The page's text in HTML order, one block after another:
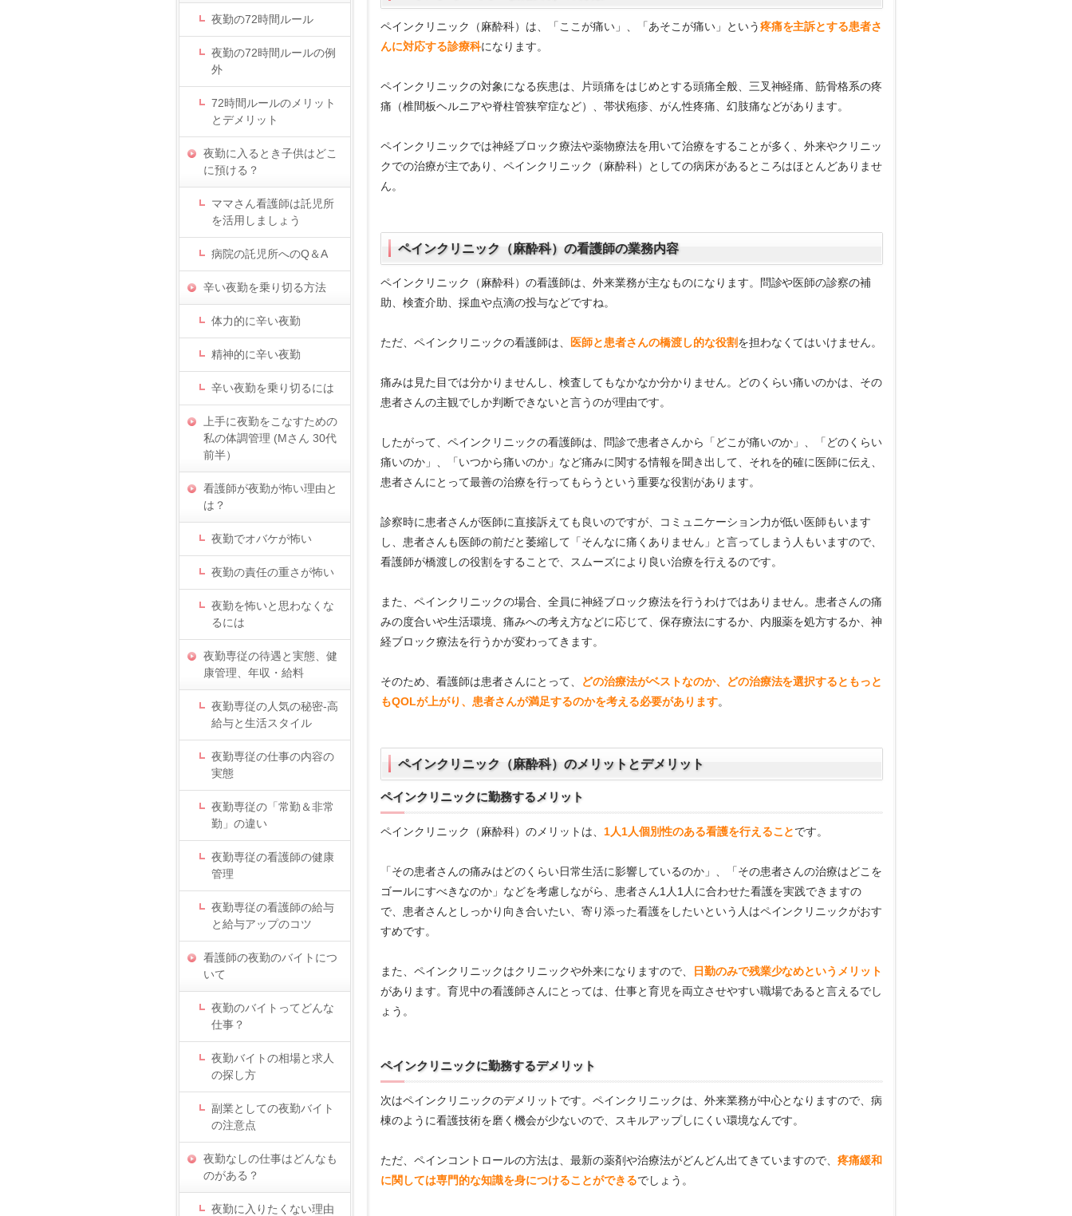
ペインクリニック（麻酔科）は、「ここが痛い」、「あそこが痛い」という疼痛を主訴とする患者さ
んに対応する診療科になります。
ペインクリニックの対象になる疾患は、片頭痛をはじめとする頭痛全般、三叉神経痛、筋骨格系の疼
痛（椎間板ヘルニアや脊柱管狭窄症など）、帯状疱疹、がん性疼痛、幻肢痛などがあります。
ペインクリニックでは神経ブロック療法や薬物療法を用いて治療をすることが多く、外来やクリニッ
クでの治療が主であり、ペインクリニック（麻酔科）としての病床があるところはほとんどありませ
ん。
ペインクリニック（麻酔科）の看護師の業務内容
ペインクリニック（麻酔科）の看護師は、外来業務が主なものになります。問診や医師の診察の補
助、検査介助、採血や点滴の投与などですね。
ただ、ペインクリニックの看護師は、 医師と患者さんの橋渡し的な役割を担わなくてはいけません。
痛みは見た目では分かりませんし、検査してもなかなか分かりません。どのくらい痛いのかは、その
患者さんの主観でしか判断できないと言うのが理由です。
したがって、ペインクリニックの看護師は、問診で患者さんから「どこが痛いのか」、「どのくらい
痛いのか」、「いつから痛いのか」など痛みに関する情報を聞き出して、それを的確に医師に伝え、
患者さんにとって最善の治療を行ってもらうという重要な役割があります。
診察時に患者さんが医師に直接訴えても良いのですが、コミュニケーション力が低い医師もいます
し、患者さんも医師の前だと萎縮して「そんなに痛くありません」と言ってしまう人もいますので、
看護師が橋渡しの役割をすることで、スムーズにより良い治療を行えるのです。
また、ペインクリニックの場合、全員に神経ブロック療法を行うわけではありません。患者さんの痛
みの度合いや生活環境、痛みへの考え方などに応じて、保存療法にするか、内服薬を処方するか、神
経ブロック療法を行うかが変わってきます。
そのため、看護師は患者さんにとって、
どの治療法がベストなのか、どの治療法を選択するともっと
もQOLが上がり、患者さんが満足するのかを考える必要があります。
ペインクリニック（麻酔科）のメリットとデメリット
ペインクリニックに勤務するメリット
ペインクリニック（麻酔科）のメリットは、 1人1人個別性のある看護を行えることです。
「その患者さんの痛みはどのくらい日常生活に影響しているのか」、「その患者さんの治療はどこを
ゴールにすべきなのか」などを考慮しながら、患者さん1人1人に合わせた看護を実践できますの
で、患者さんとしっかり向き合いたい、寄り添った看護をしたいという人はペインクリニックがおす
すめです。
また、ペインクリニックはクリニックや外来になりますので、
日勤のみで残業少なめというメリット
があります。育児中の看護師さんにとっては、仕事と育児を両立させやすい職場であると言えるでし
ょう。
ペインクリニックに勤務するデメリット
次はペインクリニックのデメリットです。ペインクリニックは、外来業務が中心となりますので、病
棟のように看護技術を磨く機会が少ないので、スキルアップしにくい環境なんです。
ただ、ペインコントロールの方法は、最新の薬剤や治療法がどんどん出てきていますので、疼痛緩和
に関しては専門的な知識を身につけることができるでしょう。
夜勤の72時間ルール
夜勤の72時間ルールの例
外
72時間ルールのメリット
とデメリット
夜勤に入るとき子供はどこ
に預ける？
ママさん看護師は託児所
を活用しましょう
病院の託児所へのQ＆A
辛い夜勤を乗り切る方法
体力的に辛い夜勤
精神的に辛い夜勤
辛い夜勤を乗り切るには
上手に夜勤をこなすための
私の体調管理 (Mさん 30代
前半）
看護師が夜勤が怖い理由と
は？
夜勤でオバケが怖い
夜勤の責任の重さが怖い
夜勤を怖いと思わなくな
るには
夜勤専従の待遇と実態、健
康管理、年収・給料
夜勤専従の人気の秘密-高
給与と生活スタイル
夜勤専従の仕事の内容の
実態
夜勤専従の「常勤＆非常
勤」の違い
夜勤専従の看護師の健康
管理
夜勤専従の看護師の給与
と給与アップのコツ
看護師の夜勤のバイトにつ
いて
夜勤のバイトってどんな
仕事？
夜勤バイトの相場と求人
の探し方
副業としての夜勤バイト
の注意点
夜勤なしの仕事はどんなも
のがある？
夜勤に入りたくない理由